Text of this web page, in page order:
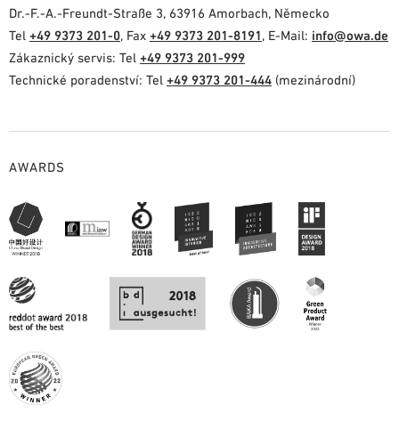
Dr.-F.-A.-Freundt-Straße 3, 63916 Amorbach, Německo
Tel +49 9373 201-0, Fax +49 9373 201-8191, E-Mail: info@owa.de
Zákaznický servis: Tel +49 9373 201-999
Technické poradenství: Tel +49 9373 201-444 (mezinárodní)
AWARDS